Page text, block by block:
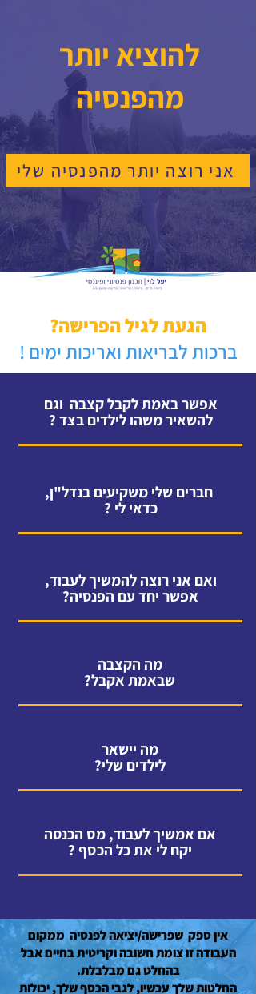
להוציא יותר
מהפנסיה
אני רוצה יותר מהפנסיה שלי
הגעת לגיל הפרישה?
ברכות לבריאות ואריכות ימים !
מה הקצבה
שבאמת אקבל?
מה יישאר
לילדים שלי?
אם אמשיך לעבוד, מס הכנסה
יקח לי את כל הכסף ?
אפשר באמת לקבל קצבה וגם
להשאיר משהו לילדים בצד ?
חברים שלי משקיעים בנדל"ן,
כדאי לי ?
ואם אני רוצה להמשיך לעבוד,
אפשר יחד עם הפנסיה?
אין ספק שפרישה/יציאה לפנסיה ממקום
העבודה זו צומת חשובה וקריטית בחיים אבל
בהחלט גם מבלבלת.
החלטות שלך עכשיו, לגבי הכסף שלך, יכולות